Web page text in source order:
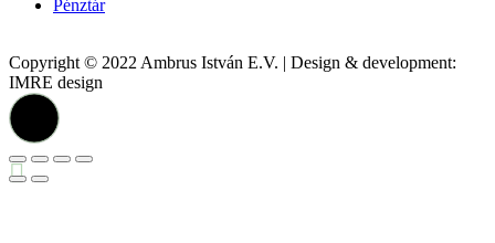
Pénztár
Copyright © 2022 Ambrus István E.V. | Design & development:
IMRE design